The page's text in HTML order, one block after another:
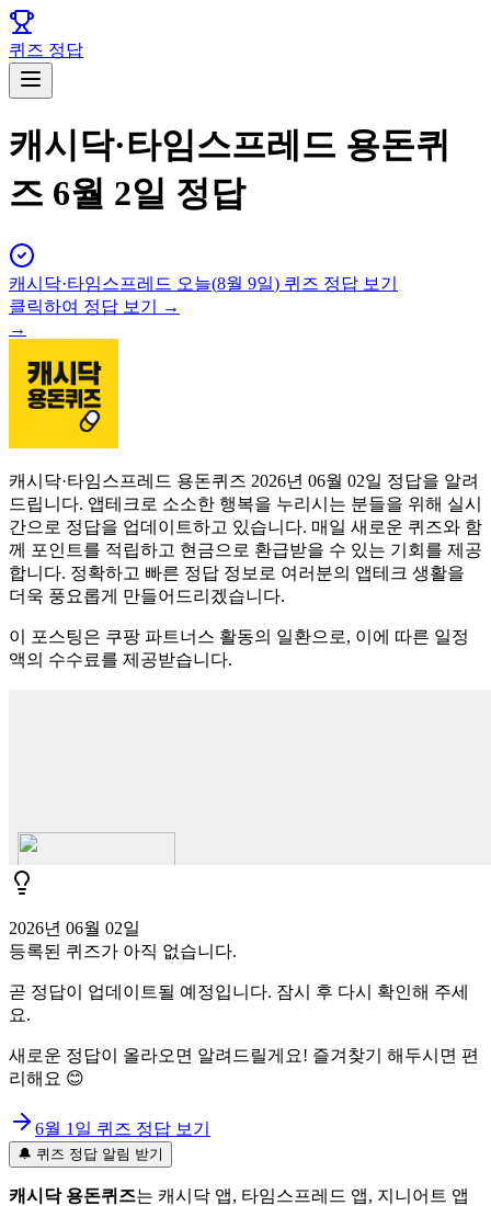
퀴즈 정답
캐시닥·타임스프레드 용돈퀴
즈 6월 2일 정답
캐시닥·타임스프레드 오늘(8월 9일) 퀴즈 정답 보기
클릭하여 정답 보기 →
→
캐시닥·타임스프레드 용돈퀴즈 2026년 06월 02일 정답을 알려
드립니다. 앱테크로 소소한 행복을 누리시는 분들을 위해 실시
간으로 정답을 업데이트하고 있습니다. 매일 새로운 퀴즈와 함
께 포인트를 적립하고 현금으로 환급받을 수 있는 기회를 제공
합니다. 정확하고 빠른 정답 정보로 여러분의 앱테크 생활을
더욱 풍요롭게 만들어드리겠습니다.
이 포스팅은 쿠팡 파트너스 활동의 일환으로, 이에 따른 일정
액의 수수료를 제공받습니다.
2026년 06월 02일
등록된 퀴즈가 아직 없습니다.
곧 정답이 업데이트될 예정입니다. 잠시 후 다시 확인해 주세
요.
새로운 정답이 올라오면 알려드릴게요! 즐겨찾기 해두시면 편
리해요 😊
6월 1일 퀴즈 정답 보기
🔔 퀴즈 정답 알림 받기
캐시닥 용돈퀴즈는 캐시닥 앱, 타임스프레드 앱, 지니어트 앱